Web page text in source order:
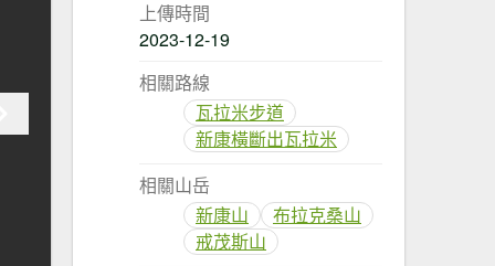
上傳時間
2023-12-19
相關路線
瓦拉米步道
新康橫斷出瓦拉米
相關山岳
新康山
布拉克桑山
戒茂斯山